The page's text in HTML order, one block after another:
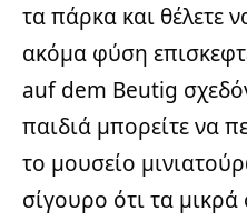
τα πάρκα και θέλετε
ακόμα φύση
auf dem Beutig
παιδιά μπορείτε να
το μουσείο
σίγουρο ότι τα